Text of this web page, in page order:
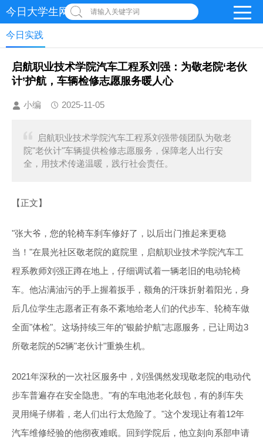
今日大学生网-【官网】请输入关键字词
今日实践
启航职业技术学院汽车工程系刘强：为敬老院‘老伙
计’护航，车辆检修志愿服务暖人心
小编 2025-11-05
启航职业技术学院汽车工程系刘强带领团队为敬老
院"老伙计"车辆提供检修志愿服务，保障老人出行安
全，用技术传递温暖，践行社会责任。
【正文】
"张大爷，您的轮椅车刹车修好了，以后出门推起来更稳
当！"在晨光社区敬老院的庭院里，启航职业技术学院汽车工
程系教师刘强正蹲在地上，仔细调试着一辆老旧的电动轮椅
车。他沾满油污的手上握着扳手，额角的汗珠折射着阳光，身
后几位学生志愿者正有条不紊地给老人们的代步车、轮椅车做
全面"体检"。这场持续三年的"银龄护航"志愿服务，已让周边3
所敬老院的52辆"老伙计"重焕生机。
2021年深秋的一次社区服务中，刘强偶然发现敬老院的电动代
步车普遍存在安全隐患。"有的车电池老化鼓包，有的刹车失
灵用绳子绑着，老人们出行太危险了。"这个发现让有着12年
汽车维修经验的他彻夜难眠。回到学院后，他立刻向系部申请